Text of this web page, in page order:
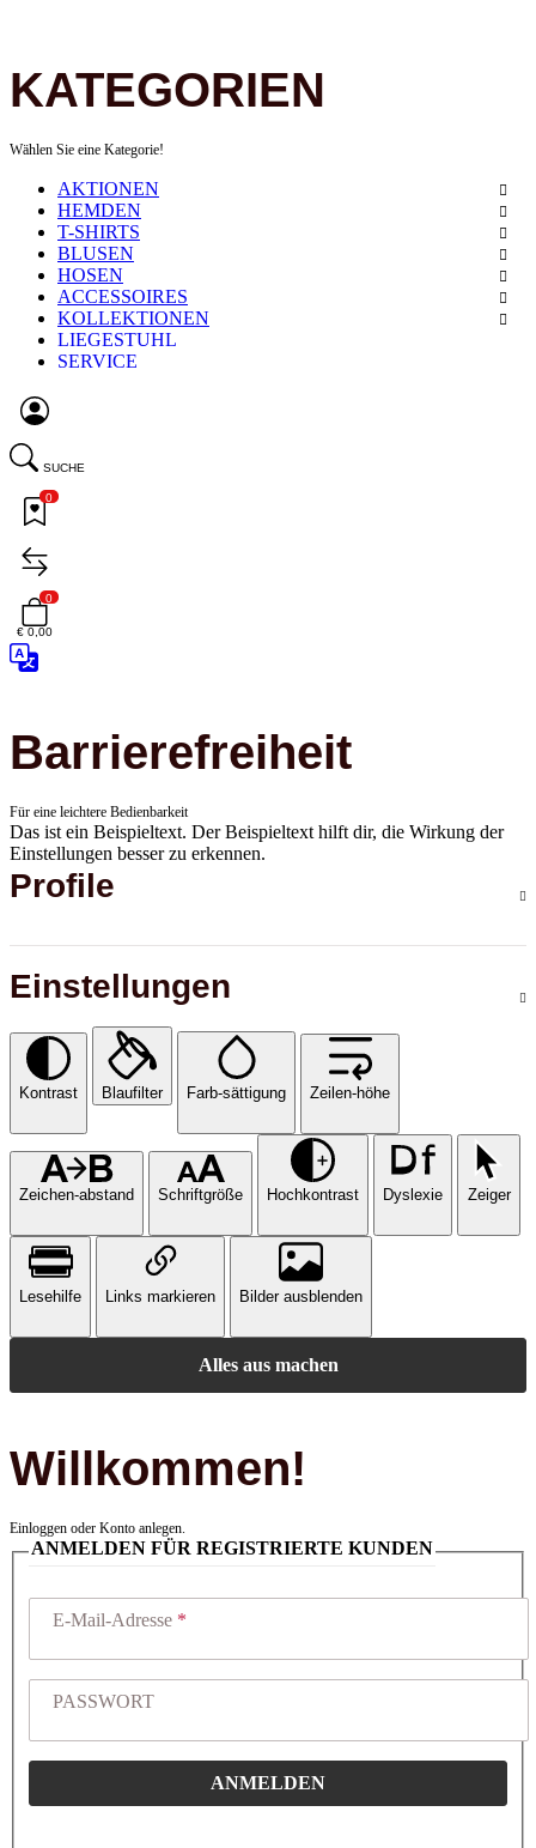
KATEGORIEN
Wählen Sie eine Kategorie!
AKTIONEN
HEMDEN
T-SHIRTS
BLUSEN
HOSEN
ACCESSOIRES
KOLLEKTIONEN
LIEGESTUHL
SERVICE
SUCHE
0
0
€ 0,00
Barrierefreiheit
Für eine leichtere Bedienbarkeit
Das ist ein Beispieltext. Der Beispieltext hilft dir, die Wirkung der
Einstellungen besser zu erkennen.
Profile
Einstellungen
Kontrast Blaufilter Farb-sättigung Zeilen-höhe
Zeichen-abstand Schriftgröße Hochkontrast Dyslexie Zeiger
Lesehilfe Links markieren Bilder ausblenden
Alles aus machen
Willkommen!
Einloggen oder Konto anlegen.
ANMELDEN FÜR REGISTRIERTE KUNDEN
E-Mail-Adresse
PASSWORT
ANMELDEN